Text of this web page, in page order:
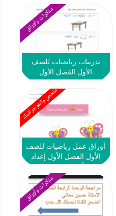
مذكرات وأوراق
تدريبات رياضيات للصف
الأول الفصل الأول
ملخص وانفوجرافيك
أوراق عمل رياضيات للصف
الأول الفصل الأول إعداد
مذكرات وأوراق